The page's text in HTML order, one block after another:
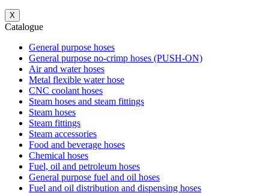
X
Catalogue
General purpose hoses
General purpose no-crimp hoses (PUSH-ON)
Air and water hoses
Metal flexible water hose
CNC coolant hoses
Steam hoses and steam fittings
Steam hoses
Steam fittings
Steam accessories
Food and beverage hoses
Chemical hoses
Fuel, oil and petroleum hoses
General purpose fuel and oil hoses
Fuel and oil distribution and dispensing hoses